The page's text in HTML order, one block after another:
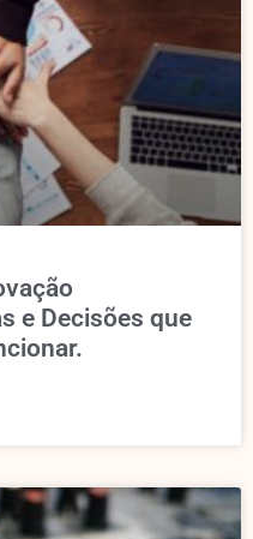
e Decisões que